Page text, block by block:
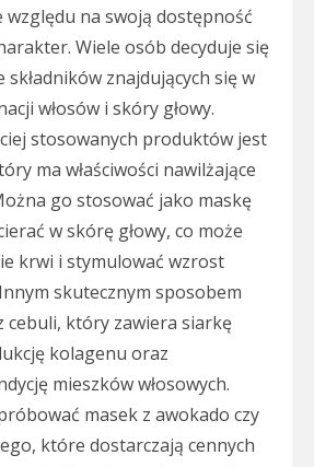
względu na swoją dostępność
Wiele osób decyduje się
znajdujących się w
włosów i skóry głowy.
stosowanych produktów jest
ma właściwości nawilżające
go stosować jako maskę
w skórę głowy, co może
krwi i stymulować wzrost
skutecznym sposobem
cebuli, który zawiera siarkę
kolagenu oraz
mieszków włosowych.
masek z awokado czy
które dostarczają cennych